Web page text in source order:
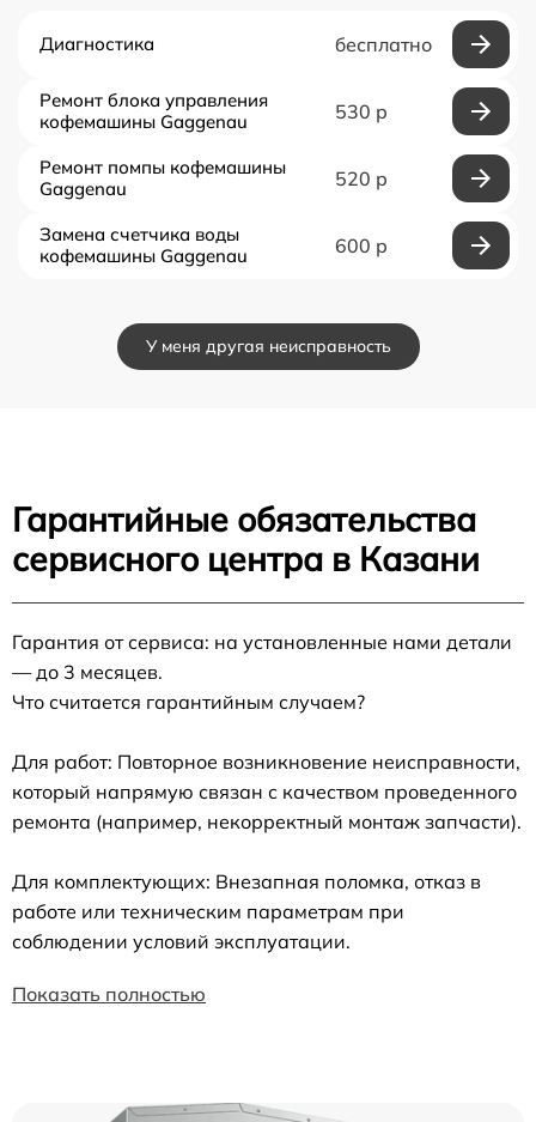
Диагностика бесплатно
Ремонт блока управления
кофемашины Gaggenau
530 р
Ремонт помпы кофемашины
Gaggenau
520 р
Замена счетчика воды
кофемашины Gaggenau
600 р
У меня другая неисправность
Гарантийные обязательства
сервисного центра в Казани
Гарантия от сервиса: на установленные нами детали
— до 3 месяцев.
Что считается гарантийным случаем?
Для работ: Повторное возникновение неисправности,
который напрямую связан с качеством проведенного
ремонта (например, некорректный монтаж запчасти).
Для комплектующих: Внезапная поломка, отказ в
работе или техническим параметрам при
соблюдении условий эксплуатации.
Показать полностью